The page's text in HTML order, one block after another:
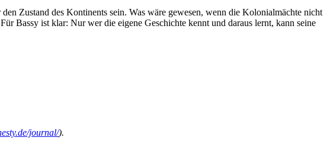
Zustand des Kontinents sein. Was wäre gewesen, wenn die Kolonialmächte nicht
Bassy ist klar: Nur wer die eigene Geschichte kennt und daraus lernt, kann seine
journal/).